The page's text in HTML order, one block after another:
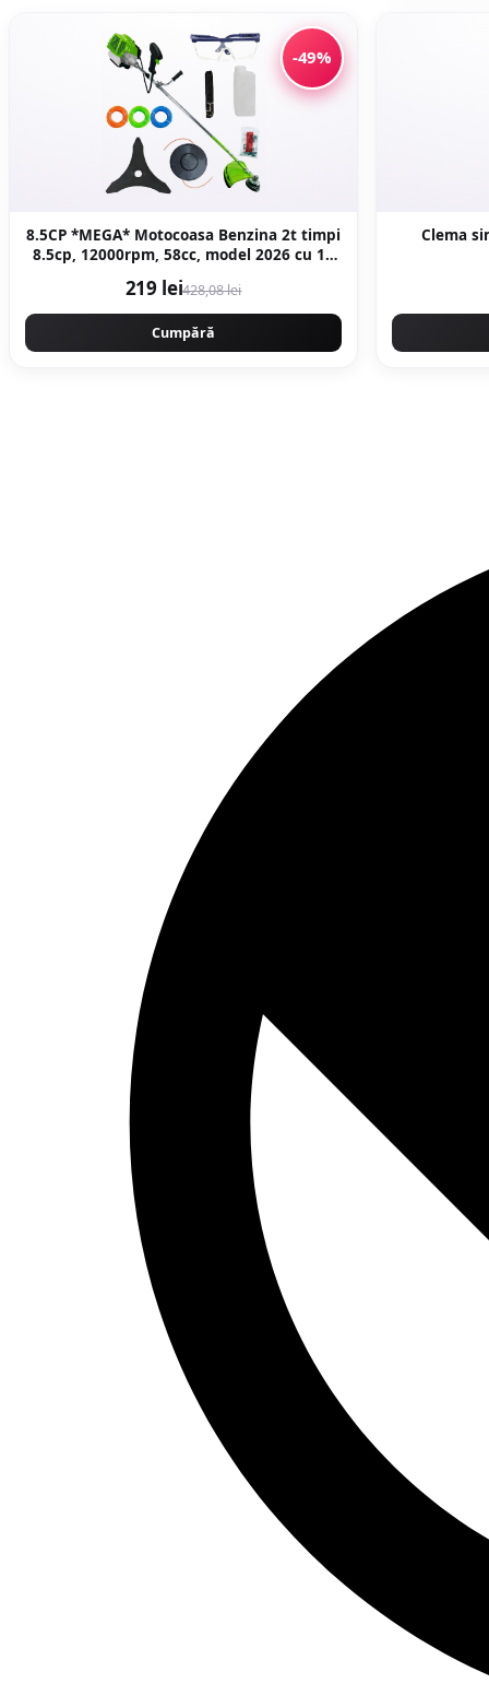
-49%
8.5CP *MEGA* Motocoasa Benzina 2t timpi
8.5cp, 12000rpm, 58cc, model 2026 cu 10
ItalianTech CMP1545
219 lei428,08 lei
Cumpără